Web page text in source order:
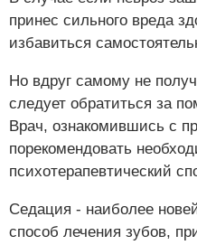
принес сильного вреда
избавиться
Но вдруг самому не
следует обратиться за
Врач, ознакомившись с
порекомендовать
психотерапевтический
Седация - наиболее
способ лечения зубов,